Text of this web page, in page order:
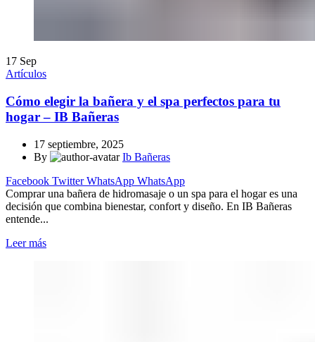
17 Sep
Artículos
Cómo elegir la bañera y el spa perfectos para tu
hogar – IB Bañeras
17 septiembre, 2025
By
Ib Bañeras
Facebook Twitter WhatsApp WhatsApp
Comprar una bañera de hidromasaje o un spa para el hogar es una
decisión que combina bienestar, confort y diseño. En IB Bañeras
entende...
Leer más